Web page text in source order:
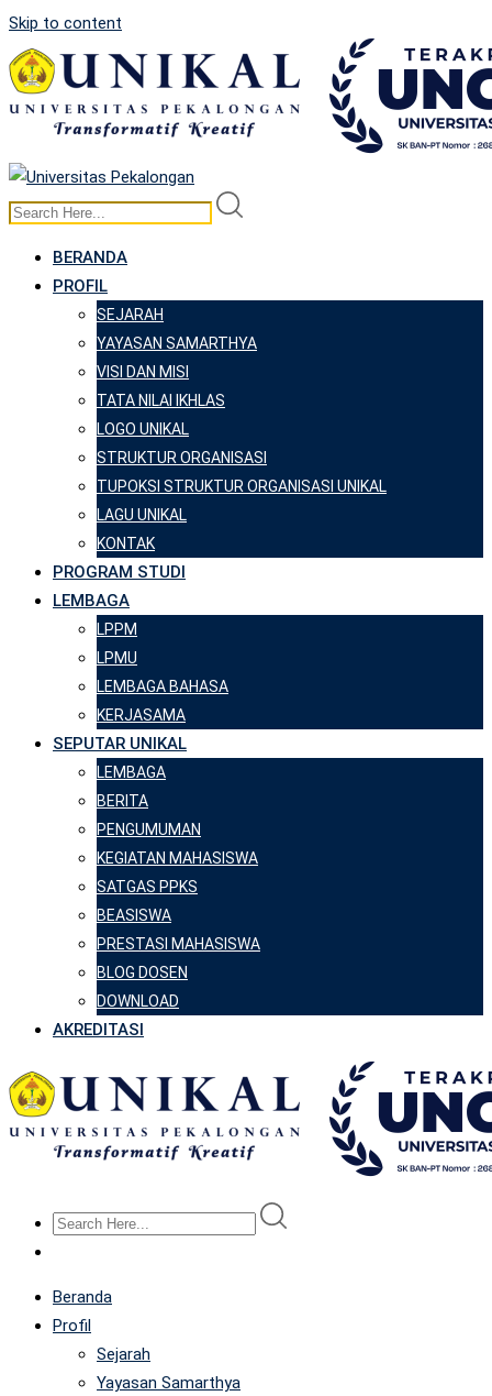
Skip to content
BERANDA
PROFIL
SEJARAH
YAYASAN SAMARTHYA
VISI DAN MISI
TATA NILAI IKHLAS
LOGO UNIKAL
STRUKTUR ORGANISASI
TUPOKSI STRUKTUR ORGANISASI UNIKAL
LAGU UNIKAL
KONTAK
PROGRAM STUDI
LEMBAGA
LPPM
LPMU
LEMBAGA BAHASA
KERJASAMA
SEPUTAR UNIKAL
LEMBAGA
BERITA
PENGUMUMAN
KEGIATAN MAHASISWA
SATGAS PPKS
BEASISWA
PRESTASI MAHASISWA
BLOG DOSEN
DOWNLOAD
AKREDITASI
Beranda
Profil
Sejarah
Yayasan Samarthya